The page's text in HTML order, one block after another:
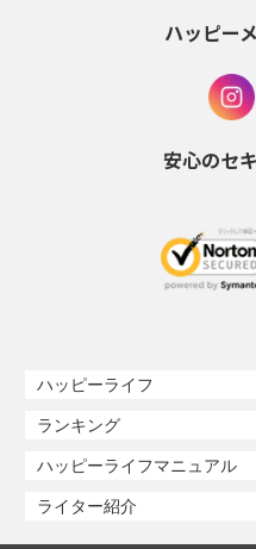
ハッピー
安心のセ
ハッピーライフ
ランキング
ハッピーライフマニュアル
ライター紹介